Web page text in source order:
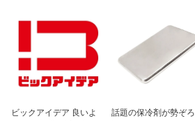
ビックアイデア 良いよ
話題の保冷剤が勢ぞろ